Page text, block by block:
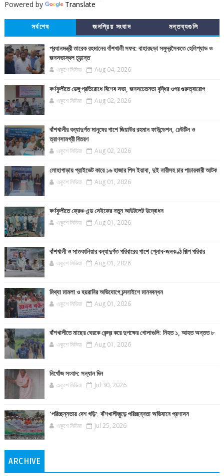
Powered by Translate
সর্বশেষ জনপ্রিয় সংবাদ মন্তব্যগুলি
প্রধানমন্ত্রী তারেক রহমানের বাঁশখালী সফর: বাহারছড়া সমুদ্রসৈকতে হেলিপ্যাড ও
জনসভাস্থল চূড়ান্ত
একুশে মিডিয়া Aug 04, 2026
কর্ণফুলীতে ডেঙ্গু প্রতিরোধে বিশেষ সভা, জনসচেতনতা বৃদ্ধির ওপর গুরুত্বারোপ
একুশে মিডিয়া Aug 02, 2026
বাঁশখালীর বন্যাদুর্গত মানুষের পাশে জিয়াউর রহমান ফাউন্ডেশন, ঢেউটিন ও
ত্রাণসামগ্রী বিতরণ
একুশে মিডিয়া Aug 02, 2026
লোহাগাড়ায় প্রাইভেট কারে ১৬ হাজার পিস ইয়াবা, দুই নারীসহ চার পাচারকারী আটক
একুশে মিডিয়া Aug 01, 2026
কর্ণফুলীতে ফ্রেঞ্চ এন্ড সেইফের নতুন আউটলেট উদ্বোধন
একুশে মিডিয়া Aug 01, 2026
বাঁশখালী ও সাতকানিয়ার বন্যাদুর্গত পরিবারের পাশে গ্লোব-জনকণ্ঠ শিল্প পরিবার
একুশে মিডিয়া Aug 01, 2026
মিথ্যা মামলা ও হয়রানির অভিযোগে চন্দনাইশে মানববন্ধন
একুশে মিডিয়া Aug 01, 2026
বাঁশখালীতে মাছের ঘেরকে কেন্দ্র করে দুপক্ষের গোলাগুলি: নিহত ১, আহত অন্তত ৮
একুশে মিডিয়া Aug 01, 2026
নিখোঁজ সংবাদ: সন্ধান দিন
একুশে মিডিয়া Jul 30, 2026
‘পরিচ্ছন্নতায় দেশ গড়ি’: বাঁশখালীজুড়ে পরিচ্ছন্নতা অভিযানে প্রশাসন
একুশে মিডিয়া Jul 25, 2026
ARCHIVE